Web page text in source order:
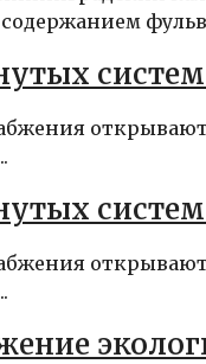
содержанием